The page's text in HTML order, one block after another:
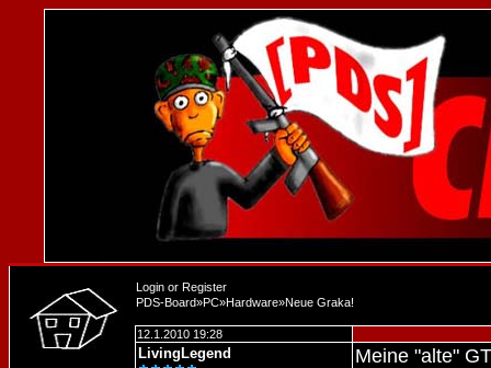
Login or Register
PDS-Board»PC»Hardware»Neue Graka!
12.1.2010 19:28
LivingLegend
Meine "alte"